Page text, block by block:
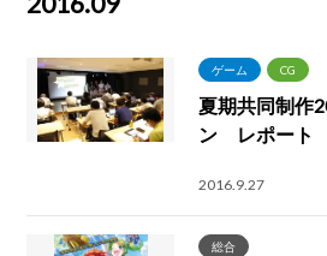
ゲーム CG
夏期共同制作
ン レポート
2016.9.27
総合